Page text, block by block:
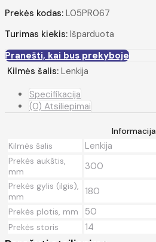
Prekės kodas: L05PR067
Turimas kiekis: Išparduota
Pranešti, kai bus prekyboje
Kilmės šalis: Lenkija
Specifikacija
(0) Atsiliepimai
Informacija
Kilmės šalis
Lenkija
Prekės aukštis,
mm
300
Prekės gylis (ilgis),
mm
180
Prekės plotis, mm 50
Prekės storis 14